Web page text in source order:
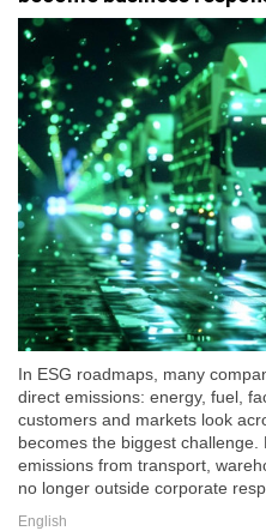
In ESG roadmaps, many
direct emissions: energy, fuel,
customers and markets look
becomes the biggest
emissions from transport,
no longer outside corporate
English